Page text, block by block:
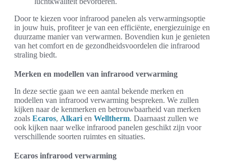
Door te kiezen voor infrarood panelen als verwarmingsoptie
in jouw huis, profiteer je van een efficiënte, energiezuinige en
duurzame manier van verwarmen. Bovendien kun je genieten
van het comfort en de gezondheidsvoordelen die infrarood
straling biedt.
Merken en modellen van infrarood verwarming
In deze sectie gaan we een aantal bekende merken en
modellen van infrarood verwarming bespreken. We zullen
kijken naar de kenmerken en betrouwbaarheid van merken
zoals Ecaros, Alkari en Welltherm. Daarnaast zullen we
ook kijken naar welke infrarood panelen geschikt zijn voor
verschillende soorten ruimtes en situaties.
Ecaros infrarood verwarming